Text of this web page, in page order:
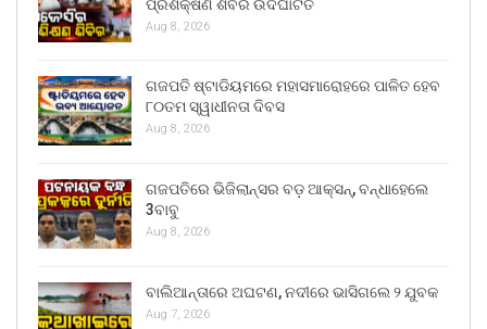
ପ୍ରଶିକ୍ଷଣ ଶିବିର ଉଦଘାଟିତ
Aug 8, 2026
ଗଜପତି ଷ୍ଟାଡିୟମରେ ମହାସମାରୋହରେ ପାଳିତ ହେବ
୮୦ତମ ସ୍ୱାଧୀନତା ଦିବସ
Aug 8, 2026
ଗଜପତିରେ ଭିଜିଲାନ୍ସର ବଡ଼ ଆକ୍ସନ୍, ବନ୍ଧାହେଲେ
3ବାବୁ
Aug 8, 2026
ବାଲିଆନ୍ତାରେ ଅଘଟଣ, ନଦୀରେ ଭାସିଗଲେ ୨ ଯୁବକ
Aug 7, 2026